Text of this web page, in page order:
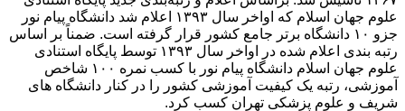
علوم جهان اسلام که اواخر سال ۱۳۹۳ اعلام شد دانشگاه پیام نور
جزو ۱۰ دانشگاه برتر جامع کشور قرار گرفته است. ضمناً بر اساس
رتبه بندی اعلام شده در اواخر سال ۱۳۹۳ توسط پایگاه استنادی
علوم جهان اسلام دانشگاه پیام نور با کسب نمره ۱۰۰ شاخص
آموزشی، رتبه یک کیفیت آموزشی کشور را در کنار دانشگاه های
شریف و علوم پزشکی تهران کسب کرد.